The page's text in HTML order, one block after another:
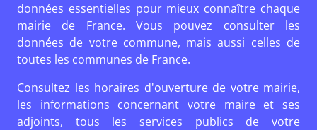
données essentielles pour mieux connaître chaque
mairie de France. Vous pouvez consulter les
données de votre commune, mais aussi celles de
toutes les communes de France.
Consultez les horaires d'ouverture de votre mairie,
les informations concernant votre maire et ses
adjoints, tous les services publics de votre